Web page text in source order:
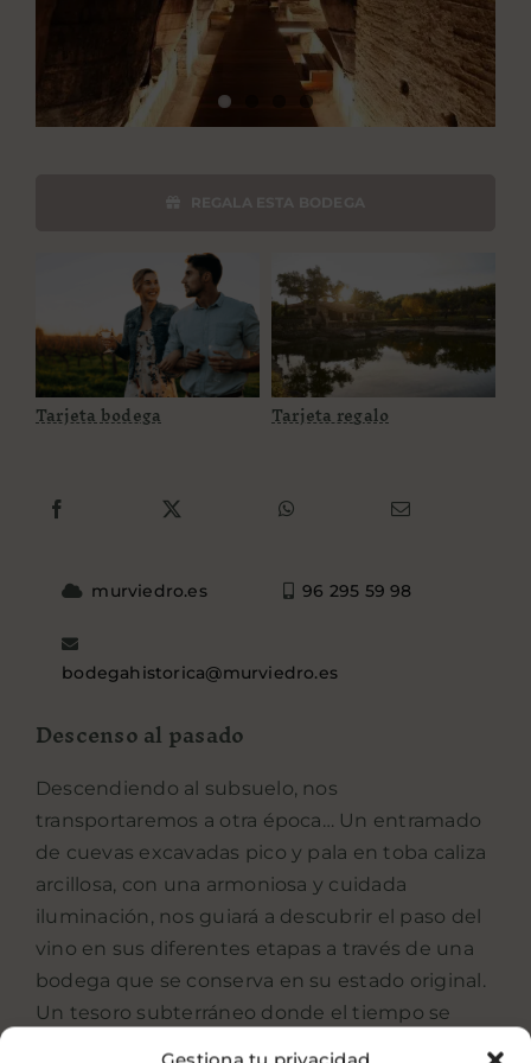
ÁREA HOTELES
Tarjeta bodega
Tarjeta bodega
Tarjeta regalo
Tarjeta regalo
murviedro.es 96 295 59 98
bodegahistorica@murviedro.es
Descenso al pasado
Descendiendo al subsuelo, nos
transportaremos a otra época… Un entramado
de cuevas excavadas pico y pala en toba caliza
arcillosa, con una armoniosa y cuidada
iluminación, nos guiará a descubrir el paso del
vino en sus diferentes etapas a través de una
bodega que se conserva en su estado original.
Un tesoro subterráneo donde el tiempo se